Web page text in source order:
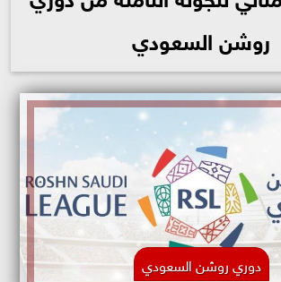
روشن السعودي
دوري روشن السعودي